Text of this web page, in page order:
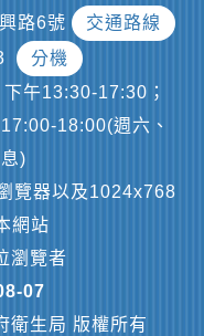
路6號
交通路線
分機
午13:30-17:30；
18:00(週六、
)
覽器以及1024x768
網站
瀏覽者
07
生局 版權所有